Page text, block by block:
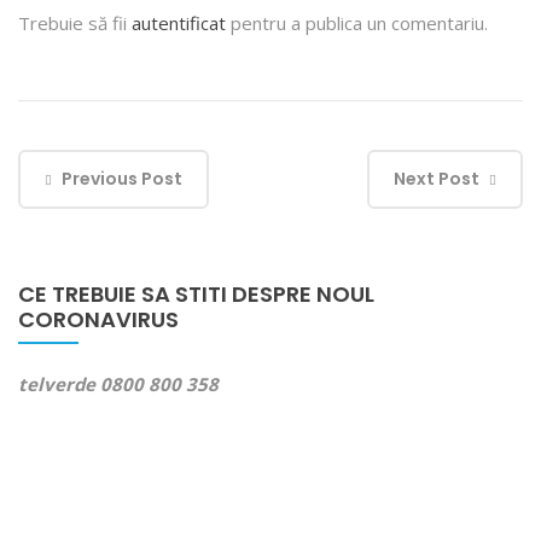
Trebuie să fii autentificat pentru a publica un comentariu.
Previous Post Next Post
CE TREBUIE SA STITI DESPRE NOUL
CORONAVIRUS
telverde 0800 800 358